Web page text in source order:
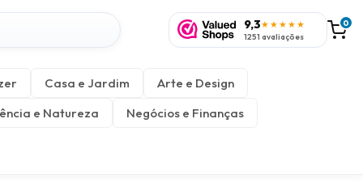
9,3★★★★★
1251 avaliações
0
Casa e Jardim
Arte e Design
e Natureza
Negócios e Finanças